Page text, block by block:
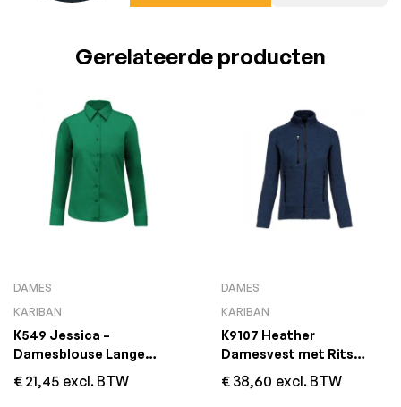
Gerelateerde producten
DAMES
KARIBAN
K549 Jessica –
Damesblouse Lange
Mouwen Kelly Green
€ 21,45 excl. BTW
DAMES
KARIBAN
K9107 Heather
Damesvest met Rits
Navy Melange
€ 38,60 excl. BTW